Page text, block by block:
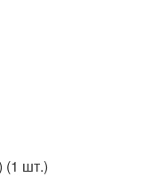
(1 шт.)